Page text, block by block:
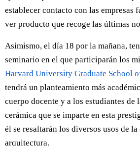
establecer contacto con las empresas
ver producto que recoge las últimas
Asimismo, el día 18 por la mañana,
seminario en el que participarán los
Harvard University Graduate School
tendrá un planteamiento más
cuerpo docente y a los estudiantes de
cerámica que se imparte en esta
él se resaltarán los diversos usos de
arquitectura.